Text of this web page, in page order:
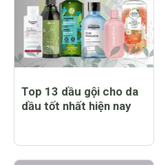
Top 13 dầu gội cho da
dầu tốt nhất hiện nay